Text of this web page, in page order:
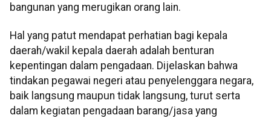
bangunan yang merugikan orang lain.
Hal yang patut mendapat perhatian bagi kepala
daerah/wakil kepala daerah adalah benturan
kepentingan dalam pengadaan. Dijelaskan bahwa
tindakan pegawai negeri atau penyelenggara negara,
baik langsung maupun tidak langsung, turut serta
dalam kegiatan pengadaan barang/jasa yang